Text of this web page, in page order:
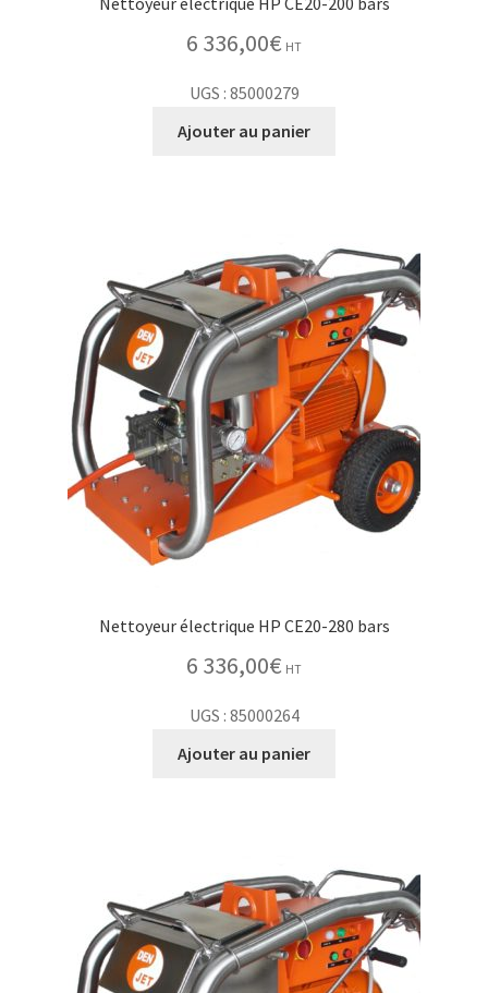
6 336,00€ HT
UGS : 85000279
Ajouter au panier
Nettoyeur électrique HP CE20-280 bars
6 336,00€ HT
UGS : 85000264
Ajouter au panier